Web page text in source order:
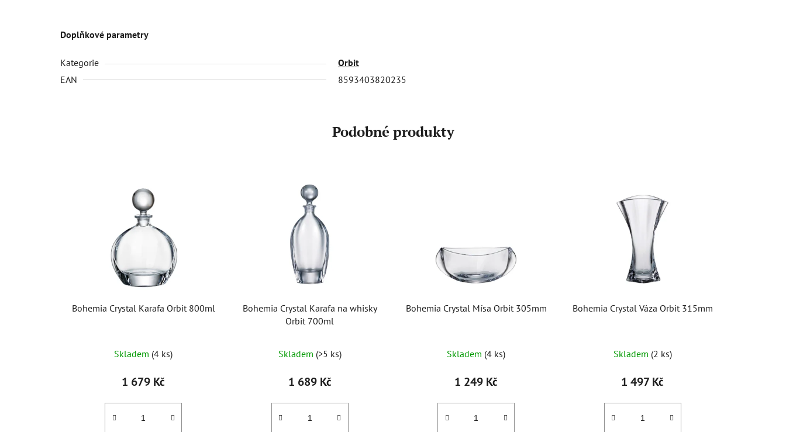
Doplňkové parametry
Kategorie
Orbit
EAN
8593403820235
Podobné produkty
Bohemia Crystal Karafa Orbit 800ml
Skladem (4 ks)
1 679 Kč
Bohemia Crystal Karafa na whisky
Orbit 700ml
Skladem (>5 ks)
1 689 Kč
Bohemia Crystal Mísa Orbit 305mm
hodnocení
produktu
5,0
z
Skladem (4 ks)
1 249 Kč
Bohemia Crystal Váza Orbit 315mm
Skladem (2 ks)
1 497 Kč